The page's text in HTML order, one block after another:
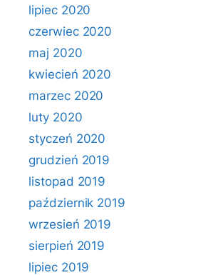
lipiec 2020
czerwiec 2020
maj 2020
kwiecień 2020
marzec 2020
luty 2020
styczeń 2020
grudzień 2019
listopad 2019
październik 2019
wrzesień 2019
sierpień 2019
lipiec 2019